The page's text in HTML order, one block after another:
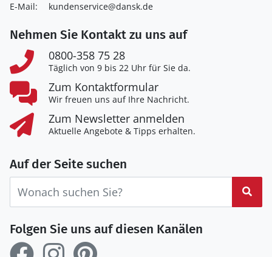
E-Mail:
kundenservice@dansk.de
Nehmen Sie Kontakt zu uns auf
0800-358 75 28
Täglich von 9 bis 22 Uhr für Sie da.
Zum Kontaktformular
Wir freuen uns auf Ihre Nachricht.
Zum Newsletter anmelden
Aktuelle Angebote & Tipps erhalten.
Auf der Seite suchen
Folgen Sie uns auf diesen Kanälen